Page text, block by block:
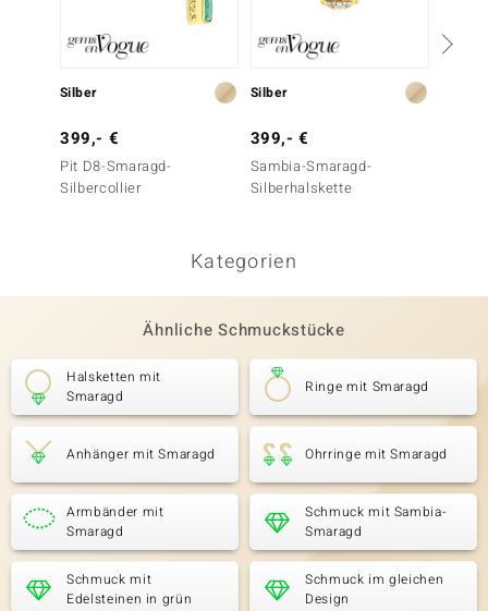
Silber
399,- €
Pit D8-Smaragd-
Silbercollier
Silber
399,- €
Sambia-Smaragd-
Silberhalskette
Kategorien
Ähnliche Schmuckstücke
Halsketten mit
Smaragd
Ringe mit Smaragd
Anhänger mit Smaragd Ohrringe mit Smaragd
Armbänder mit
Smaragd
Schmuck mit Sambia-
Smaragd
Schmuck mit
Edelsteinen in grün
Schmuck im gleichen
Design